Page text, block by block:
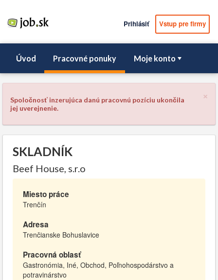
Prihlásiť Vstup pre firmy
Úvod Pracovné ponuky Moje konto
×
Spoločnosť inzerujúca danú pracovnú pozíciu ukončila
jej uverejnenie.
SKLADNÍK
Beef House, s.r.o
Miesto práce
Trenčín
Adresa
Trenčianske Bohuslavice
Pracovná oblasť
Gastronómia, Iné, Obchod, Poľnohospodárstvo a
potravinárstvo